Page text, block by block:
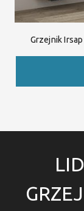
Grzejnik